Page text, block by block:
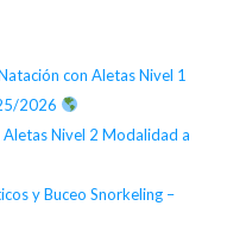
con Aletas Nivel 1
2026
Nivel 2 Modalidad a
y Buceo Snorkeling –